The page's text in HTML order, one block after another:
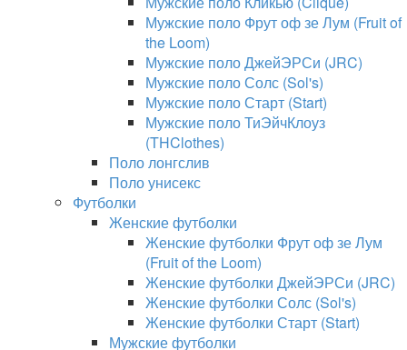
Мужские поло Фрут оф зе Лум (Fruit of
the Loom)
Мужские поло ДжейЭРСи (JRC)
Мужские поло Солс (Sol's)
Мужские поло Старт (Start)
Мужские поло ТиЭйчКлоуз
(THClothes)
Поло лонгслив
Поло унисекс
Футболки
Женские футболки
Женские футболки Фрут оф зе Лум
(Fruit of the Loom)
Женские футболки ДжейЭРСи (JRC)
Женские футболки Солс (Sol's)
Женские футболки Старт (Start)
Мужские футболки